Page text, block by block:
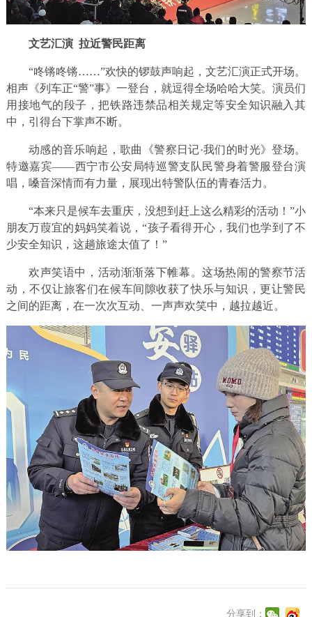
文艺汇演 拉近警民距离
“咚锵咚锵……”欢快的锣鼓声响起，文艺汇演正式开场。
相声《列车正“警”事》一登台，就逗得全场哈哈大笑。演员们
用接地气的段子，把铁路违禁品相关规定等安全知识融入其
中，引得台下掌声不断。
动感的音乐响起，歌曲《警察日记·我们的时光》登场。
特邀嘉宾——西宁市公安局特巡警支队民警身着警服登台演
唱，嗓音深情而有力量，展现出特警队伍的青春活力。
“本来只是候车去重庆，没想到赶上这么精彩的活动！”小
朋友万葭宜的妈妈笑着说，“孩子看得开心，我们也学到了不
少安全知识，这趟旅途太值了！”
欢声笑语中，活动渐渐落下帷幕。这场热闹的警察节活
动，不仅让旅客们在候车间隙收获了快乐与知识，更让警民
之间的距离，在一次次互动、一声声欢笑中，越拉越近。
分享到：